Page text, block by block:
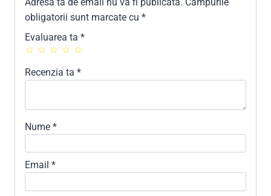
obligatorii sunt marcate cu *
Evaluarea ta *
Recenzia ta *
Nume *
Email *